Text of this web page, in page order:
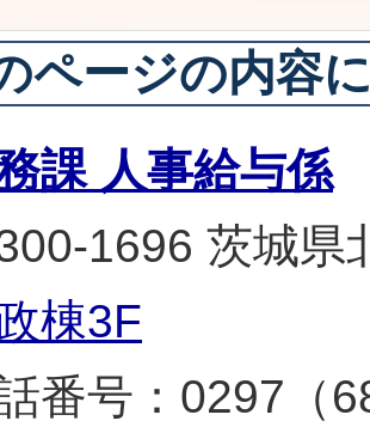
ページの内容
課 人事給与係
1696 茨城
棟3F
番号：0297（